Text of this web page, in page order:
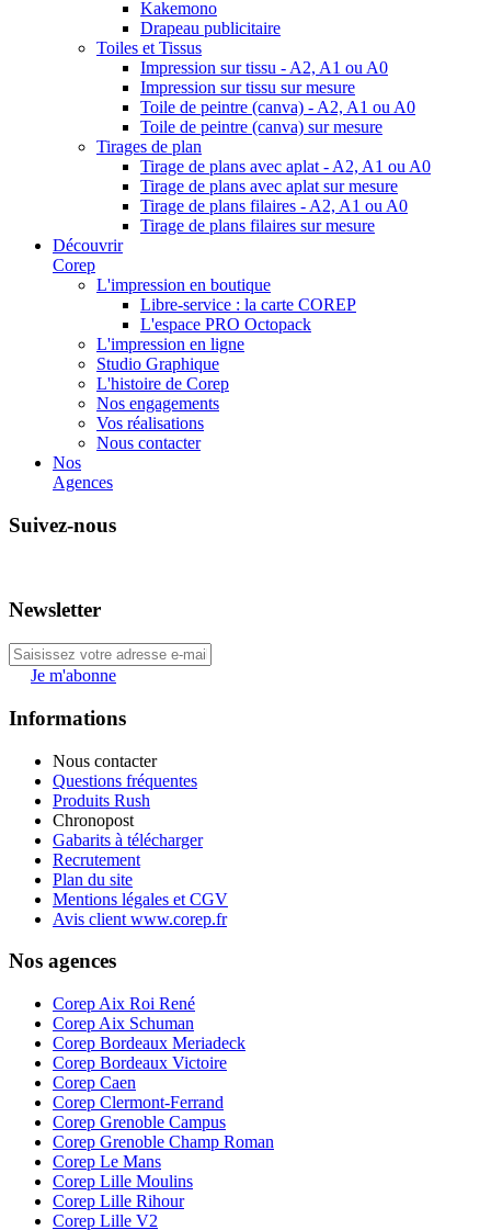
Kakemono
Drapeau publicitaire
Toiles et Tissus
Impression sur tissu - A2, A1 ou A0
Impression sur tissu sur mesure
Toile de peintre (canva) - A2, A1 ou A0
Toile de peintre (canva) sur mesure
Tirages de plan
Tirage de plans avec aplat - A2, A1 ou A0
Tirage de plans avec aplat sur mesure
Tirage de plans filaires - A2, A1 ou A0
Tirage de plans filaires sur mesure
Découvrir
Corep
L'impression en boutique
Libre-service : la carte COREP
L'espace PRO Octopack
L'impression en ligne
Studio Graphique
L'histoire de Corep
Nos engagements
Vos réalisations
Nous contacter
Nos
Agences
Suivez-nous
Newsletter
Je m'abonne
Informations
Nous contacter
Questions fréquentes
Produits Rush
Chronopost
Gabarits à télécharger
Recrutement
Plan du site
Mentions légales et CGV
Avis client www.corep.fr
Nos agences
Corep Aix Roi René
Corep Aix Schuman
Corep Bordeaux Meriadeck
Corep Bordeaux Victoire
Corep Caen
Corep Clermont-Ferrand
Corep Grenoble Campus
Corep Grenoble Champ Roman
Corep Le Mans
Corep Lille Moulins
Corep Lille Rihour
Corep Lille V2